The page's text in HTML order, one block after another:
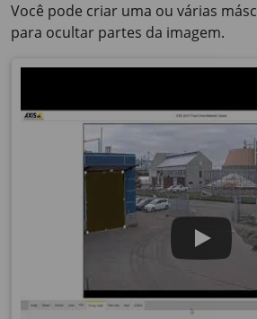
Você pode criar uma ou várias
para ocultar partes da imagem.